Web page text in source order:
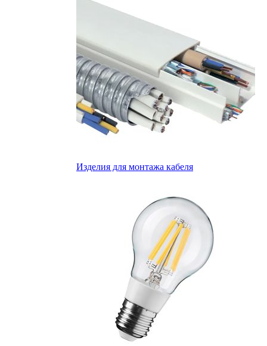
Изделия для монтажа кабеля